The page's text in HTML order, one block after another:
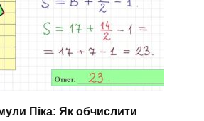
Піка: Як обчислити